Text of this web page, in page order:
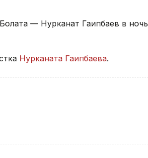
— Нурканат Гаипбаев в ночь
Нурканата Гаипбаева.